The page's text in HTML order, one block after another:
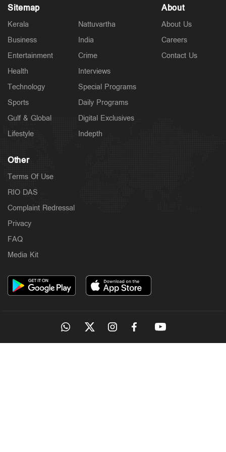
Sitemap
Kerala
Business
Entertainment
Health
Technology
Sports
Gulf & Global
Lifestyle
Nattuvartha
India
Crime
Interviews
Special Programs
Daily Programs
Digital Exclusives
Indepth
About
About Us
Careers
Contact Us
Other
Terms Of Use
RIO DAS
Complaint Redressal
Privacy
FAQ
Media Kit